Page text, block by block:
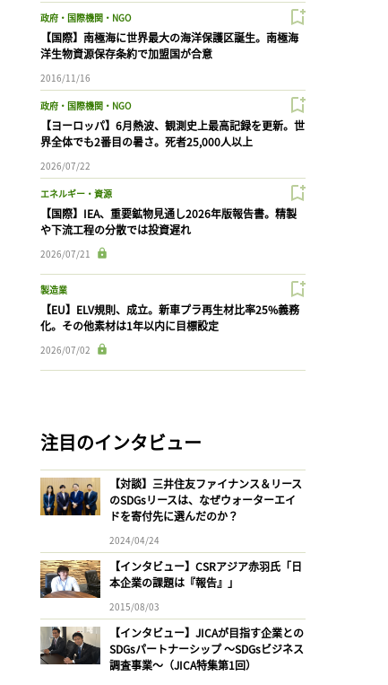
政府・国際機関・NGO
【国際】南極海に世界最大の海洋保護区誕生。南極海
洋生物資源保存条約で加盟国が合意
2016/11/16
政府・国際機関・NGO
【ヨーロッパ】6月熱波、観測史上最高記録を更新。世
界全体でも2番目の暑さ。死者25,000人以上
2026/07/22
エネルギー・資源
【国際】IEA、重要鉱物見通し2026年版報告書。精製
や下流工程の分散では投資遅れ
2026/07/21
製造業
【EU】ELV規則、成立。新車プラ再生材比率25%義務
化。その他素材は1年以内に目標設定
2026/07/02
注目のインタビュー
【対談】三井住友ファイナンス＆リース
のSDGsリースは、なぜウォーターエイ
ドを寄付先に選んだのか？
2024/04/24
【インタビュー】CSRアジア赤羽氏「日
本企業の課題は『報告』」
2015/08/03
【インタビュー】JICAが目指す企業との
SDGsパートナーシップ 〜SDGsビジネス
調査事業〜（JICA特集第1回）